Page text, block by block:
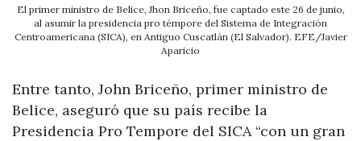
El primer ministro de Belice, Jhon Briceño, fue captado este 26 de junio,
al asumir la presidencia pro témpore del Sistema de Integración
Centroamericana (SICA), en Antiguo Cuscatlán (El Salvador). EFE/Javier
Aparicio
Entre tanto, John Briceño, primer ministro de
Belice, aseguró que su país recibe la
Presidencia Pro Tempore del SICA “con un gran